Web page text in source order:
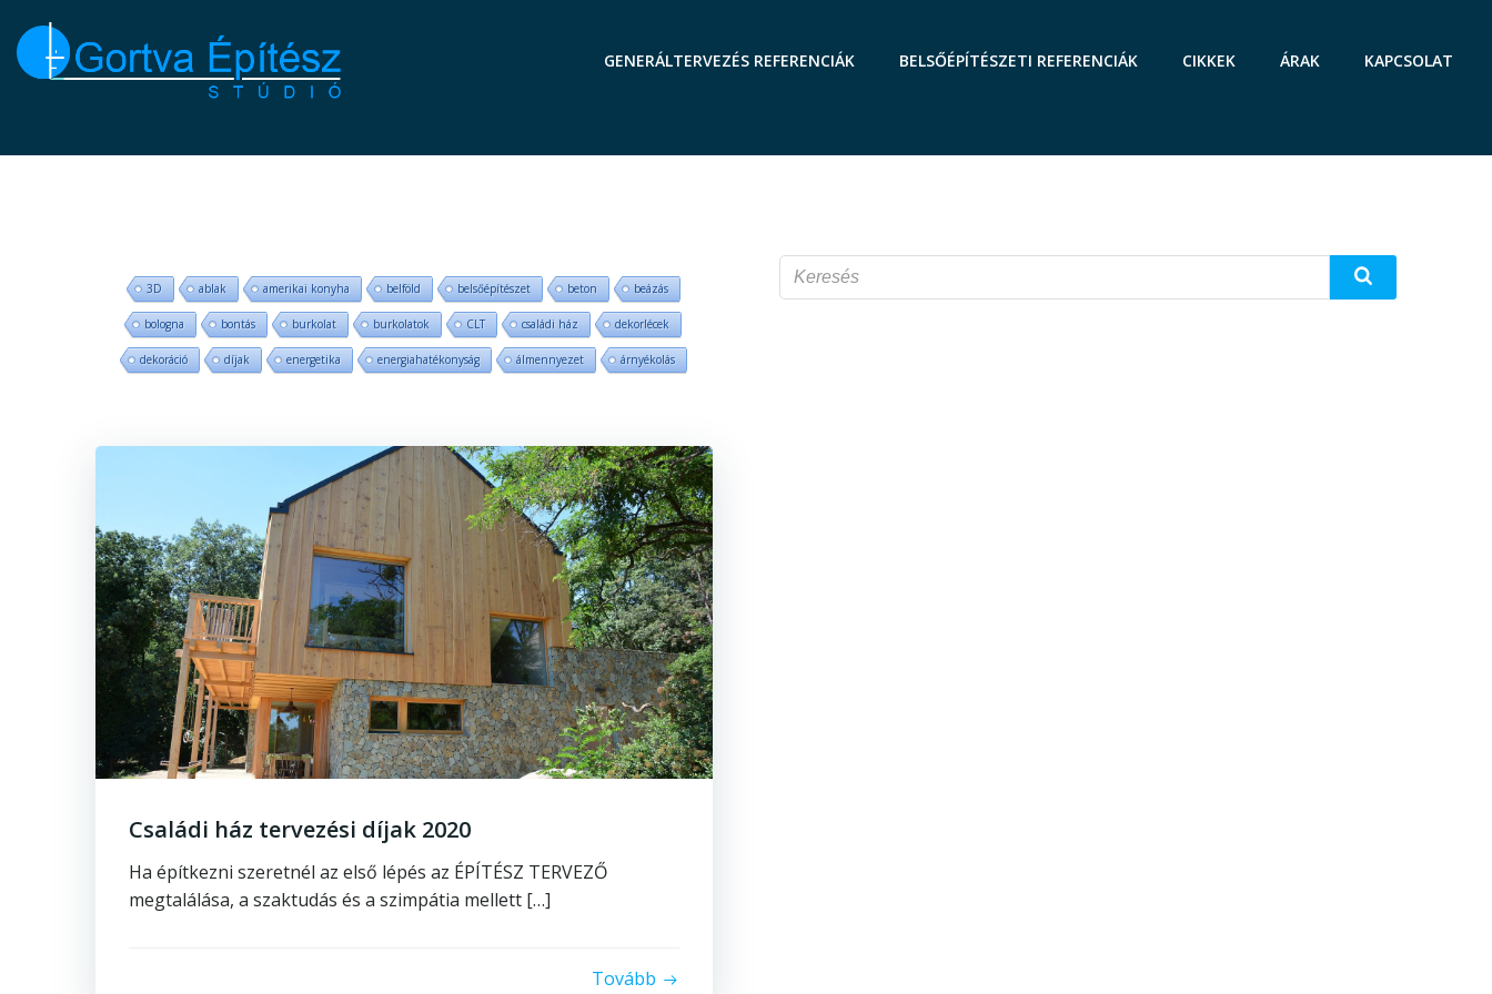
content
GENERÁLTERVEZÉS REFERENCIÁK BELSŐÉPÍTÉSZETI REFERENCIÁK CIKKEK ÁRAK KAPCSOLAT
3D ablak amerikai konyha belföld belsőépítészet beton beázás
bologna bontás burkolat burkolatok CLT családi ház dekorlécek
dekoráció díjak energetika energiahatékonyság álmennyezet árnyékolás
Családi ház tervezési díjak 2020
Ha építkezni szeretnél az első lépés az ÉPÍTÉSZ TERVEZŐ
megtalálása, a szaktudás és a szimpátia mellett […]
Tovább